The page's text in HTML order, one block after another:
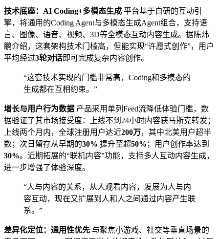
技术底座：AI Coding+多模态生成 平台基于自研的互动引
擎，将通用的Coding Agent与多模态生成Agent组合，支持语
言、图像、语音、视频、3D等全模态互动内容生成。据陈炜
鹏介绍，这套架构技术门槛高，但能实现“许愿式创作”，用户
平均经过3轮对话即可完成复杂内容创作。
“这套技术实现的门槛非常高，Coding和多模态的
生成都在互相约束。”
增长与用户行为数据 产品采用单列Feed流降低体验门槛，数
据验证了其市场接受度：上线不到24小时内容获马斯克转发；
上线两个月内，全球注册用户达近200万，其中北美用户超半
数；次日留存从早期的30% 提升至超50% ；用户创作率达到
30%。近期拓展的“联机内容”功能，支持多人互动内容生成，
进一步增强了体验深度。
“人与内容的关系，从人观看内容，发展为人与内
容互动，现在又扩展到人和人之间通过内容产生联
系。”
差异化定位：通用性优先 与聚焦小游戏、社交等垂直场景的